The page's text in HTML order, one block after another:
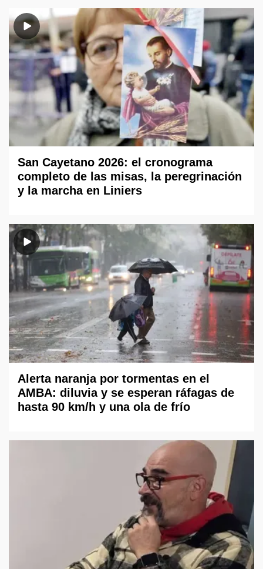
San Cayetano 2026: el cronograma
completo de las misas, la peregrinación
y la marcha en Liniers
Alerta naranja por tormentas en el
AMBA: diluvia y se esperan ráfagas de
hasta 90 km/h y una ola de frío